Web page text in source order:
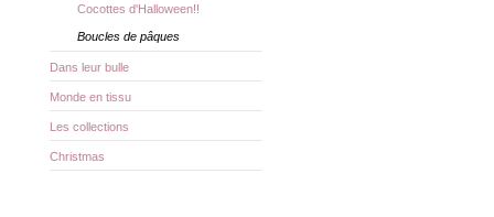
Cocottes d'Halloween!!
Boucles de pâques
Dans leur bulle
Monde en tissu
Les collections
Christmas